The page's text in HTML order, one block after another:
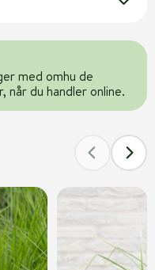
med omhu de
du handler online.